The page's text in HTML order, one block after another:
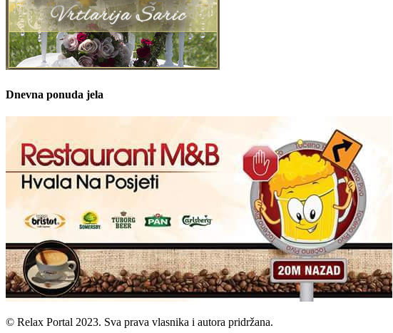
Dnevna ponuda jela
© Relax Portal 2023. Sva prava vlasnika i autora pridržana.